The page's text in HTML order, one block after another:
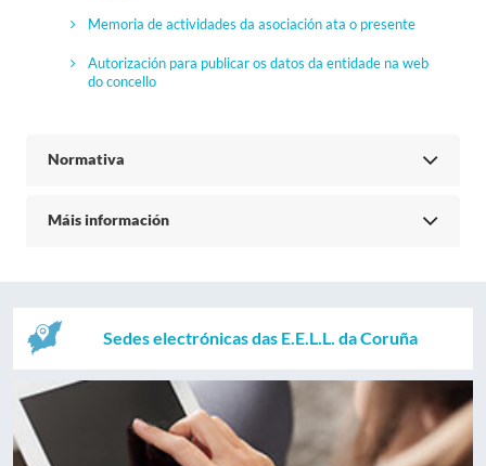
Memoria de actividades da asociación ata o presente
Autorización para publicar os datos da entidade na web
do concello
Normativa
Máis información
Sedes electrónicas das E.E.L.L. da Coruña